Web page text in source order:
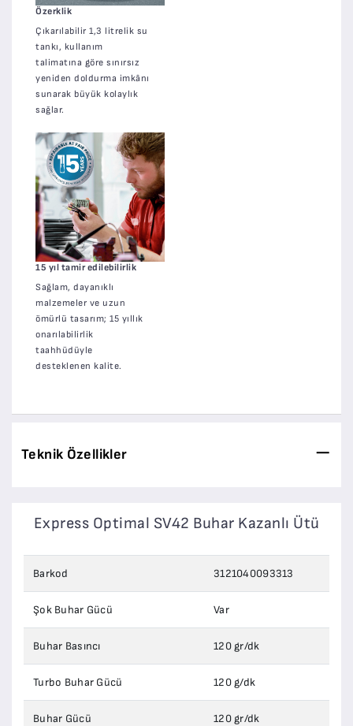
Özerklik
Çıkarılabilir 1,3 litrelik su
tankı, kullanım
talimatına göre sınırsız
yeniden doldurma imkânı
sunarak büyük kolaylık
sağlar.
15 yıl tamir edilebilirlik
Sağlam, dayanıklı
malzemeler ve uzun
ömürlü tasarım; 15 yıllık
onarılabilirlik
taahhüdüyle
desteklenen kalite.
Teknik Özellikler
Express Optimal SV42 Buhar Kazanlı Ütü
Barkod 3121040093313
Şok Buhar Gücü Var
Buhar Basıncı 120 gr/dk
Turbo Buhar Gücü 120 g/dk
Buhar Gücü 120 gr/dk